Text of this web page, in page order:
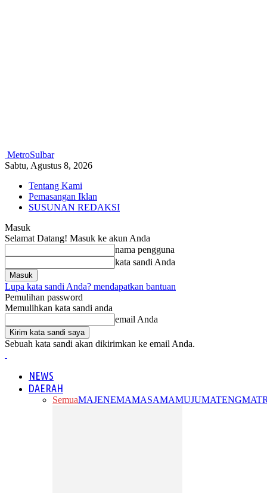
MetroSulbar
Sabtu, Agustus 8, 2026
Tentang Kami
Pemasangan Iklan
SUSUNAN REDAKSI
Masuk
Selamat Datang! Masuk ke akun Anda
nama pengguna
kata sandi Anda
Lupa kata sandi Anda? mendapatkan bantuan
Pemulihan password
Memulihkan kata sandi anda
email Anda
Sebuah kata sandi akan dikirimkan ke email Anda.
NEWS
DAERAH
SemuaMAJENEMAMASAMAMUJUMATENG